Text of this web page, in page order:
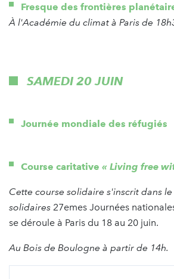
Fresque des frontières
À l'Académie du climat à Paris de
SAMEDI 20 JUIN
Journée mondiale des réfugiés
Course caritative « Living free
Cette course solidaire s'inscrit dans
solidaires 27emes Journées
se déroule à Paris du 18 au 20 juin.
Au Bois de Boulogne à partir de 14h.